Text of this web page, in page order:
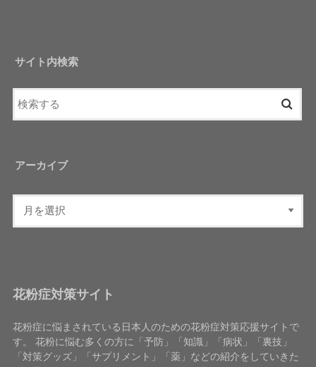
サイト内検索
アーカイブ
花粉症対策サイト
花粉症に悩まされている日本人のための花粉症対策応援サイトで
す。 花粉に悩む多くの方に「予防」「知識」「病状」「裏技」
「対策グッズ」「サプリメント」「薬」などの紹介をしていきた